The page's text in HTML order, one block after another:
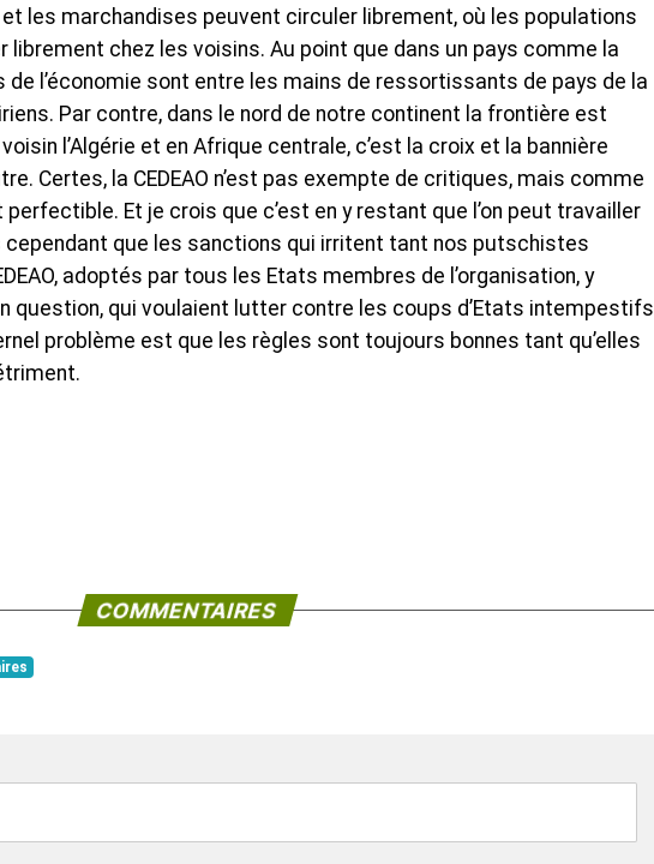
les marchandises peuvent circuler librement, où les populations
librement chez les voisins. Au point que dans un pays comme la
de l’économie sont entre les mains de ressortissants de pays de la
Par contre, dans le nord de notre continent la frontière est
l’Algérie et en Afrique centrale, c’est la croix et la bannière
Certes, la CEDEAO n’est pas exempte de critiques, mais comme
Et je crois que c’est en y restant que l’on peut travailler
cependant que les sanctions qui irritent tant nos putschistes
adoptés par tous les Etats membres de l’organisation, y
question, qui voulaient lutter contre les coups d’Etats intempestifs
problème est que les règles sont toujours bonnes tant qu’elles
COMMENTAIRES